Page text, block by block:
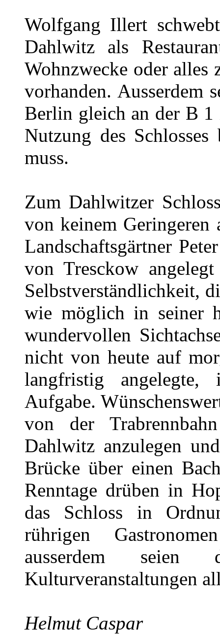
Wolfgang Illert
Dahlwitz als
Wohnzwecke oder alles
vorhanden. Ausserdem
Berlin gleich an der B 1
Nutzung des
muss.
Zum Dahlwitzer
von keinem Geringeren
Landschaftsgärtner
von Tresckow
Selbstverständlichkeit,
wie möglich in seiner
wundervollen
nicht von heute auf
langfristig
Aufgabe.
von der
Dahlwitz anzulegen
Brücke über einen
Renntage drüben in
das Schloss in
rührigen
ausserdem
Kulturveranstaltungen
Helmut Caspar